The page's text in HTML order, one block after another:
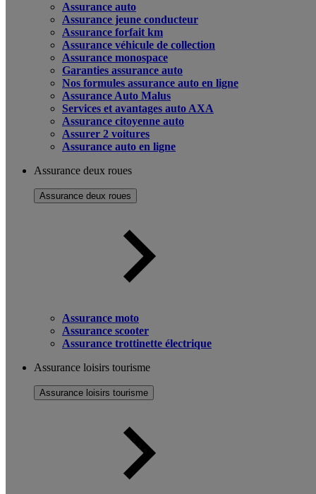
Assurance auto
Assurance jeune conducteur
Assurance forfait km
Assurance véhicule de collection
Assurance monospace
Garanties assurance auto
Nos formules assurance auto en ligne
Assurance Auto Malus
Services et avantages auto AXA
Assurance citoyenne auto
Assurer 2 voitures
Assurance auto en ligne
Assurance deux roues
Assurance deux roues
Assurance moto
Assurance scooter
Assurance trottinette électrique
Assurance loisirs tourisme
Assurance loisirs tourisme